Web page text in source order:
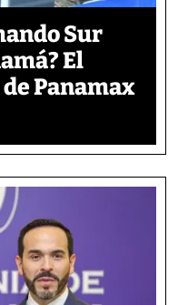
Sur
El
Panamax